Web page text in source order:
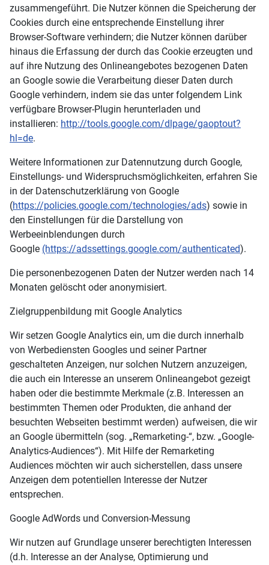
zusammengeführt. Die Nutzer können die Speicherung der
Cookies durch eine entsprechende Einstellung ihrer
Browser-Software verhindern; die Nutzer können darüber
hinaus die Erfassung der durch das Cookie erzeugten und
auf ihre Nutzung des Onlineangebotes bezogenen Daten
an Google sowie die Verarbeitung dieser Daten durch
Google verhindern, indem sie das unter folgendem Link
verfügbare Browser-Plugin herunterladen und
installieren: http://tools.google.com/dlpage/gaoptout?
hl=de.
Weitere Informationen zur Datennutzung durch Google,
Einstellungs- und Widerspruchsmöglichkeiten, erfahren Sie
in der Datenschutzerklärung von Google
(https://policies.google.com/technologies/ads) sowie in
den Einstellungen für die Darstellung von
Werbeeinblendungen durch
Google (https://adssettings.google.com/authenticated).
Die personenbezogenen Daten der Nutzer werden nach 14
Monaten gelöscht oder anonymisiert.
Zielgruppenbildung mit Google Analytics
Wir setzen Google Analytics ein, um die durch innerhalb
von Werbediensten Googles und seiner Partner
geschalteten Anzeigen, nur solchen Nutzern anzuzeigen,
die auch ein Interesse an unserem Onlineangebot gezeigt
haben oder die bestimmte Merkmale (z.B. Interessen an
bestimmten Themen oder Produkten, die anhand der
besuchten Webseiten bestimmt werden) aufweisen, die wir
an Google übermitteln (sog. „Remarketing-“, bzw. „Google-
Analytics-Audiences“). Mit Hilfe der Remarketing
Audiences möchten wir auch sicherstellen, dass unsere
Anzeigen dem potentiellen Interesse der Nutzer
entsprechen.
Google AdWords und Conversion-Messung
Wir nutzen auf Grundlage unserer berechtigten Interessen
(d.h. Interesse an der Analyse, Optimierung und